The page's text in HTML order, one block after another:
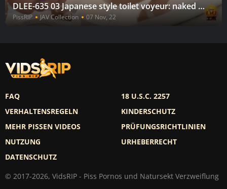
DLEE-635 03 Japanese style toilet voyeur: naked urination of neat and clean women. Propensity? Stress? Habit?
PissRIP JAV Collection 07 Nov, 22
FAQ
VERHALTENSREGELN
MEHR PISSEN VIDEOS
NUTZUNG
DATENSCHUTZ
18 U.S.C. 2257
KINDERSCHUTZ
PRÜFUNGSRICHTLINIEN
URHEBERRECHT
© 2017-2026, VidsRIP - Piss Pornos und Natursekt Verzweiflung